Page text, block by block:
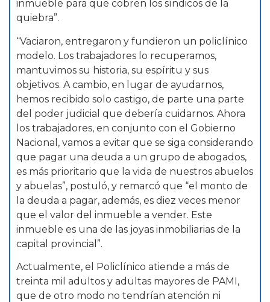
inmueble para que cobren los síndicos de la
quiebra”.
“Vaciaron, entregaron y fundieron un policlínico
modelo. Los trabajadores lo recuperamos,
mantuvimos su historia, su espíritu y sus
objetivos. A cambio, en lugar de ayudarnos,
hemos recibido solo castigo, de parte una parte
del poder judicial que debería cuidarnos. Ahora
los trabajadores, en conjunto con el Gobierno
Nacional, vamos a evitar que se siga considerando
que pagar una deuda a un grupo de abogados,
es más prioritario que la vida de nuestros abuelos
y abuelas”, postuló, y remarcó que “el monto de
la deuda a pagar, además, es diez veces menor
que el valor del inmueble a vender. Este
inmueble es una de las joyas inmobiliarias de la
capital provincial”.
Actualmente, el Policlínico atiende a más de
treinta mil adultos y adultas mayores de PAMI,
que de otro modo no tendrían atención ni